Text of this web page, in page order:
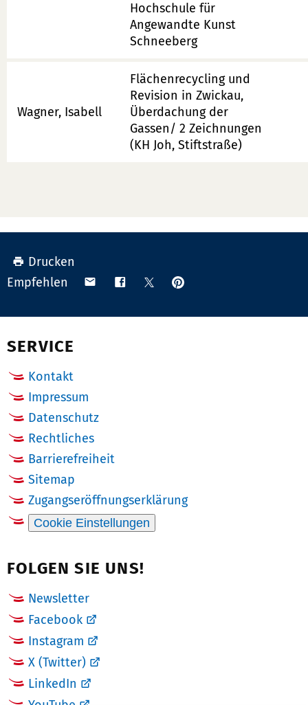
Hochschule für
Angewandte Kunst
Schneeberg
Wagner, Isabell
Flächenrecycling und
Revision in Zwickau,
Überdachung der
Gassen/ 2 Zeichnungen
(KH Joh, Stiftstraße)
Drucken
Empfehlen
Teilen Teilen TeilenAnpinnen
SERVICE
Kontakt
Impressum
Datenschutz
Rechtliches
Barrierefreiheit
Sitemap
Zugangseröffnungserklärung
Cookie Einstellungen
FOLGEN SIE UNS!
Newsletter
Facebook
Instagram
X (Twitter)
LinkedIn